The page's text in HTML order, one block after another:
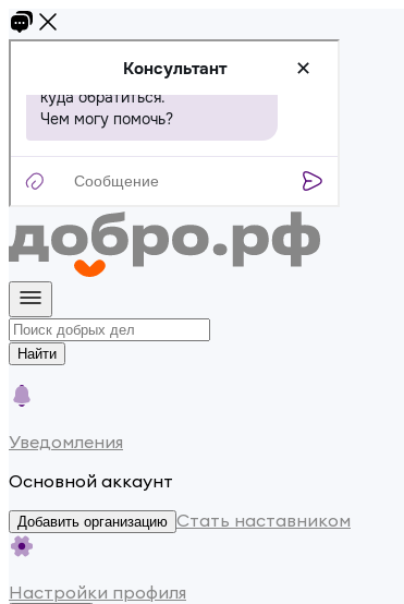
Найти
Уведомления
Основной аккаунт
Добавить организацию Стать наставником
Настройки профиля